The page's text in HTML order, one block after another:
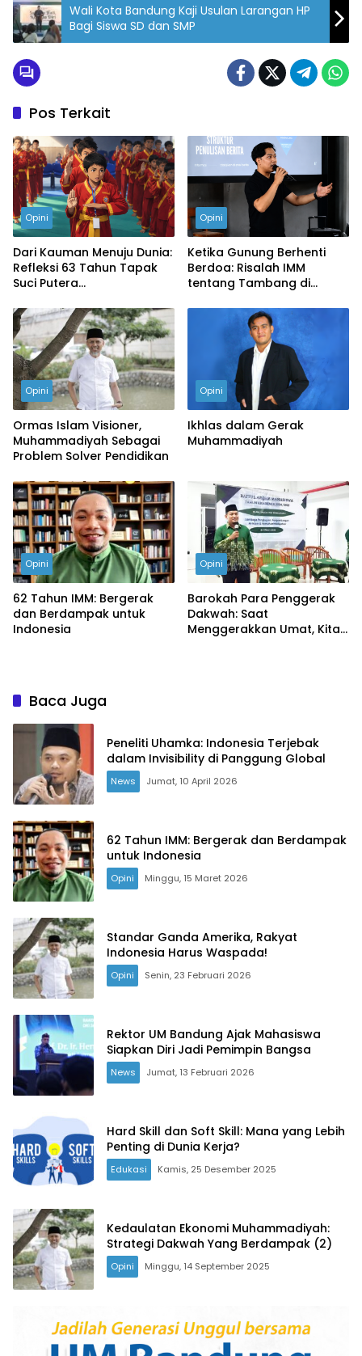
Wali Kota Bandung Kaji Usulan Larangan HP
Bagi Siswa SD dan SMP
Pos Terkait
Opini
Dari Kauman Menuju Dunia:
Refleksi 63 Tahun Tapak
Suci Putera
Opini
Ketika Gunung Berhenti
Berdoa: Risalah IMM
tentang Tambang di
Opini
Ormas Islam Visioner,
Muhammadiyah Sebagai
Problem Solver Pendidikan
Opini
Ikhlas dalam Gerak
Muhammadiyah
Opini
62 Tahun IMM: Bergerak
dan Berdampak untuk
Indonesia
Opini
Barokah Para Penggerak
Dakwah: Saat
Menggerakkan Umat, Kita
Baca Juga
Peneliti Uhamka: Indonesia Terjebak
dalam Invisibility di Panggung Global
News Jumat, 10 April 2026
62 Tahun IMM: Bergerak dan Berdampak
untuk Indonesia
Opini Minggu, 15 Maret 2026
Standar Ganda Amerika, Rakyat
Indonesia Harus Waspada!
Opini Senin, 23 Februari 2026
Rektor UM Bandung Ajak Mahasiswa
Siapkan Diri Jadi Pemimpin Bangsa
News Jumat, 13 Februari 2026
Hard Skill dan Soft Skill: Mana yang Lebih
Penting di Dunia Kerja?
Edukasi Kamis, 25 Desember 2025
Kedaulatan Ekonomi Muhammadiyah:
Strategi Dakwah Yang Berdampak (2)
Opini Minggu, 14 September 2025